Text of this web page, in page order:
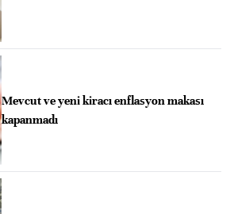
Mevcut ve yeni kiracı enflasyon makası
kapanmadı